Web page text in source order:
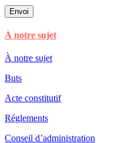
Envoi
À notre sujet
À notre sujet
Buts
Acte constitutif
Réglements
Conseil d’administration